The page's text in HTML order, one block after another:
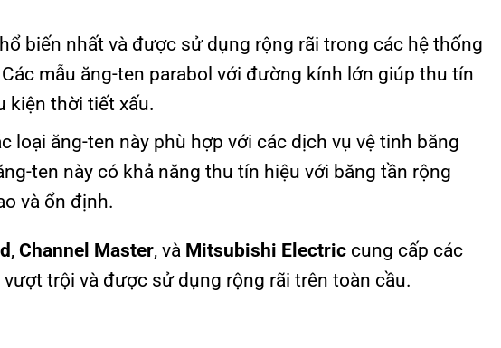
biến nhất và được sử dụng rộng rãi trong các hệ thống
mẫu ăng-ten parabol với đường kính lớn giúp thu tín
kiện thời tiết xấu.
loại ăng-ten này phù hợp với các dịch vụ vệ tinh băng
ten này có khả năng thu tín hiệu với băng tần rộng
và ổn định.
, Channel Master, và Mitsubishi Electric cung cấp các
trội và được sử dụng rộng rãi trên toàn cầu.